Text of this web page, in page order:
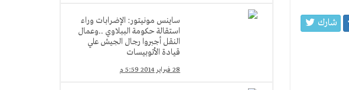
شارك
ساينس مونيتور: الإضرابات وراء
استقالة حكومة الببلاوي ..وعمال
النقل أجبروا رجال الجيش علي
قيادة الأتوبيسات
28 فبراير 2014 5:59 م